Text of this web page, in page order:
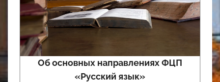
Об основных направлениях ФЦП
«Русский язык»